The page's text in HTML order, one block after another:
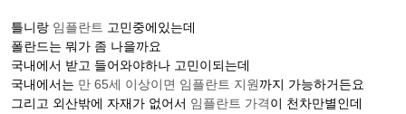
틀니랑 임플란트 고민중에있는데
폴란드는 뭐가 좀 나을까요
국내에서 받고 들어와야하나 고민이되는데
국내에서는 만 65세 이상이면 임플란트 지원까지 가능하거든요
그리고 외산밖에 자재가 없어서 임플란트 가격이 천차만별인데